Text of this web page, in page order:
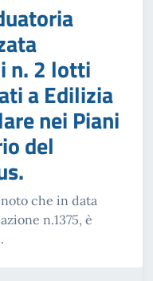
n. 2 lotti
a Edilizia
nei Piani
del
che in data
n.1375, è